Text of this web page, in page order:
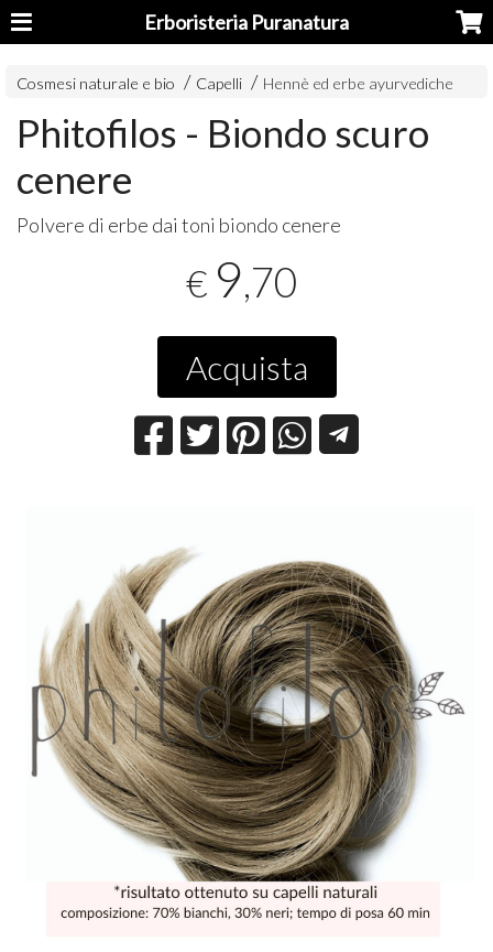
Erboristeria Puranatura
Cosmesi naturale e bio Capelli Hennè ed erbe ayurvediche
Phitofilos - Biondo scuro
cenere
Polvere di erbe dai toni biondo cenere
€ 9,70
Acquista